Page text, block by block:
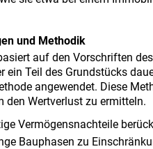
und Methodik
auf den Vorschriften
ein Teil des Grundstücks
angewendet. Diese
den Wertverlust zu ermitteln.
Vermögensnachteile
Bauphasen zu